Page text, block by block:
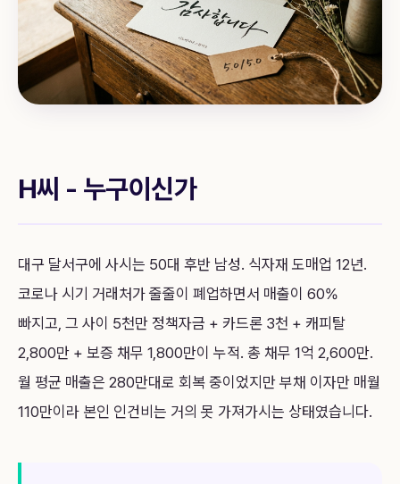
H씨 - 누구이신가
대구 달서구에 사시는 50대 후반 남성. 식자재 도매업 12년.
코로나 시기 거래처가 줄줄이 폐업하면서 매출이 60%
빠지고, 그 사이 5천만 정책자금 + 카드론 3천 + 캐피탈
2,800만 + 보증 채무 1,800만이 누적. 총 채무 1억 2,600만.
월 평균 매출은 280만대로 회복 중이었지만 부채 이자만 매월
110만이라 본인 인건비는 거의 못 가져가시는 상태였습니다.